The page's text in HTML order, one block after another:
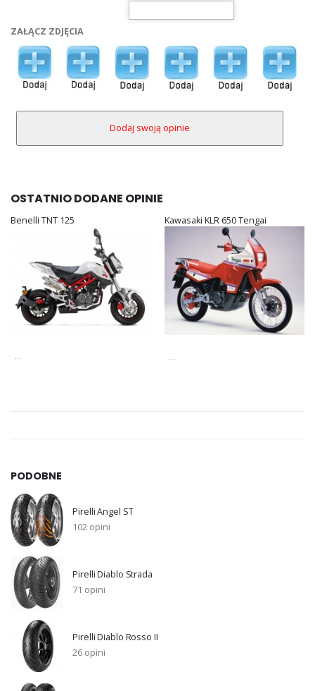
ZAŁĄCZ ZDJĘCIA
OSTATNIO DODANE OPINIE
Benelli TNT 125 Kawasaki KLR 650 Tengai
PODOBNE
Pirelli Angel ST
102 opini
Pirelli Diablo Strada
71 opini
Pirelli Diablo Rosso II
26 opini